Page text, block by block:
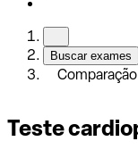
Buscar exames
Teste